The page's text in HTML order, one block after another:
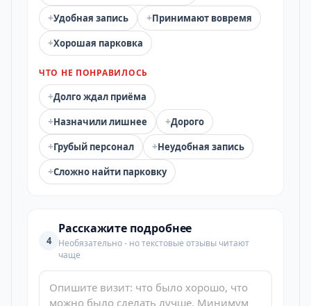
+Удобная запись +Принимают вовремя
+Хорошая парковка
ЧТО НЕ ПОНРАВИЛОСЬ
+Долго ждал приёма
+Назначили лишнее +Дорого
+Грубый персонал +Неудобная запись
+Сложно найти парковку
4
Расскажите подробнее
Необязательно - но текстовые отзывы читают
чаще